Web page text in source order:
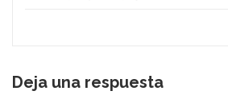
Deja una respuesta